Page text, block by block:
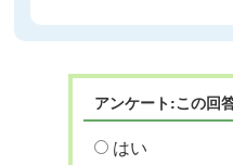
アンケート:この回
はい